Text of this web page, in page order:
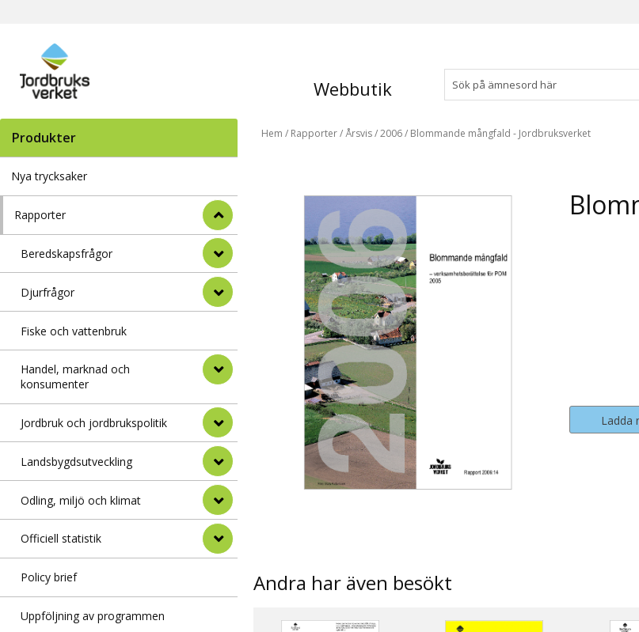
Webbutik
Produkter
Nya trycksaker
Rapporter
Beredskapsfrågor
Djurfrågor
Fiske och vattenbruk
Handel, marknad och
konsumenter
Jordbruk och jordbrukspolitik
Landsbygdsutveckling
Odling, miljö och klimat
Officiell statistik
Policy brief
Uppföljning av programmen
Hem / Rapporter/Årsvis/2006/ Blommande mångfald - Jordbruksverket
Ladda
Andra har även besökt